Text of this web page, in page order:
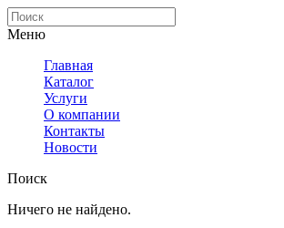
Меню
Главная
Каталог
Услуги
О компании
Контакты
Новости
Поиск
Ничего не найдено.